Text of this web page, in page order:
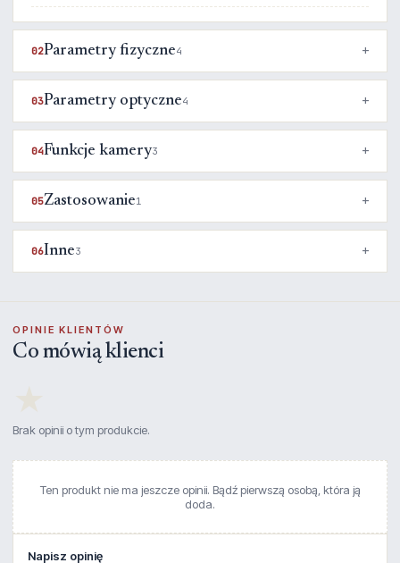
02Parametry fizyczne4
03Parametry optyczne4
04Funkcje kamery3
05Zastosowanie1
06Inne3
OPINIE KLIENTÓW
Co mówią klienci
Brak opinii o tym produkcie.
Ten produkt nie ma jeszcze opinii. Bądź pierwszą osobą, która ją
doda.
Napisz opinię